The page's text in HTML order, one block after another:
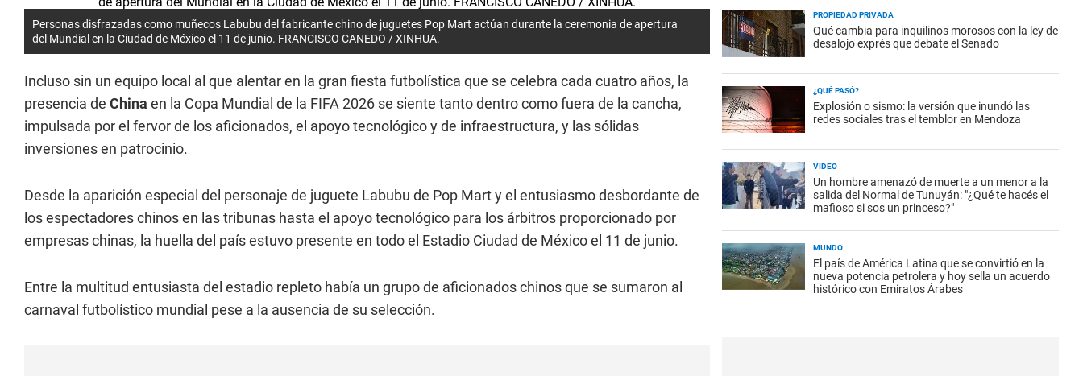
Personas disfrazadas como muñecos Labubu del fabricante chino de juguetes Pop Mart actúan durante la ceremonia de apertura
del Mundial en la Ciudad de México el 11 de junio. FRANCISCO CANEDO / XINHUA.
Incluso sin un equipo local al que alentar en la gran fiesta futbolística que se celebra cada cuatro años, la
presencia de China en la Copa Mundial de la FIFA 2026 se siente tanto dentro como fuera de la cancha,
impulsada por el fervor de los aficionados, el apoyo tecnológico y de infraestructura, y las sólidas
inversiones en patrocinio.
Desde la aparición especial del personaje de juguete Labubu de Pop Mart y el entusiasmo desbordante de
los espectadores chinos en las tribunas hasta el apoyo tecnológico para los árbitros proporcionado por
empresas chinas, la huella del país estuvo presente en todo el Estadio Ciudad de México el 11 de junio.
Entre la multitud entusiasta del estadio repleto había un grupo de aficionados chinos que se sumaron al
carnaval futbolístico mundial pese a la ausencia de su selección.
PROPIEDAD PRIVADA
Qué cambia para inquilinos morosos con la ley de
desalojo exprés que debate el Senado
¿QUÉ PASÓ?
Explosión o sismo: la versión que inundó las
redes sociales tras el temblor en Mendoza
VIDEO
Un hombre amenazó de muerte a un menor a la
salida del Normal de Tunuyán: "¿Qué te hacés el
mafioso si sos un princeso?"
MUNDO
El país de América Latina que se convirtió en la
nueva potencia petrolera y hoy sella un acuerdo
histórico con Emiratos Árabes